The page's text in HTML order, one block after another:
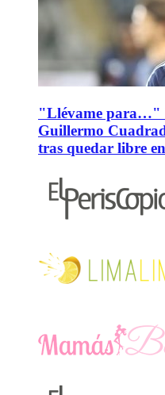
"Llévame para…"
Guillermo
tras quedar libre